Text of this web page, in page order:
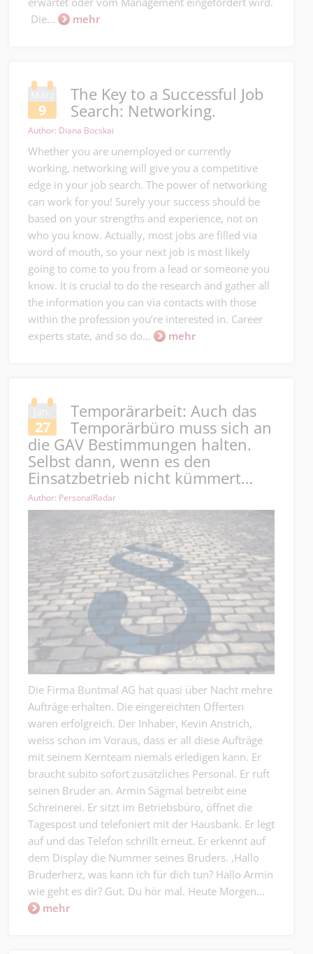
Die...
mehr
März
9
The Key to a Successful Job
Search: Networking.
Author: Diana Bocskai
Whether you are unemployed or currently
working, networking will give you a competitive
edge in your job search. The power of networking
can work for you! Surely your success should be
based on your strengths and experience, not on
who you know. Actually, most jobs are filled via
word of mouth, so your next job is most likely
going to come to you from a lead or someone you
know. It is crucial to do the research and gather all
the information you can via contacts with those
within the profession you’re interested in. Career
experts state, and so do...
mehr
Jan.
27
Temporärarbeit: Auch das
Temporärbüro muss sich an
die GAV Bestimmungen halten.
Selbst dann, wenn es den
Einsatzbetrieb nicht kümmert…
Author: PersonalRadar
Die Firma Buntmal AG hat quasi über Nacht mehre
Aufträge erhalten. Die eingereichten Offerten
waren erfolgreich. Der Inhaber, Kevin Anstrich,
weiss schon im Voraus, dass er all diese Aufträge
mit seinem Kernteam niemals erledigen kann. Er
braucht subito sofort zusätzliches Personal. Er ruft
seinen Bruder an. Armin Sägmal betreibt eine
Schreinerei. Er sitzt im Betriebsbüro, öffnet die
Tagespost und telefoniert mit der Hausbank. Er legt
auf und das Telefon schrillt erneut. Er erkennt auf
dem Display die Nummer seines Bruders. ‚Hallo
Bruderherz, was kann ich für dich tun? Hallo Armin
wie geht es dir? Gut. Du hör mal. Heute Morgen...
mehr